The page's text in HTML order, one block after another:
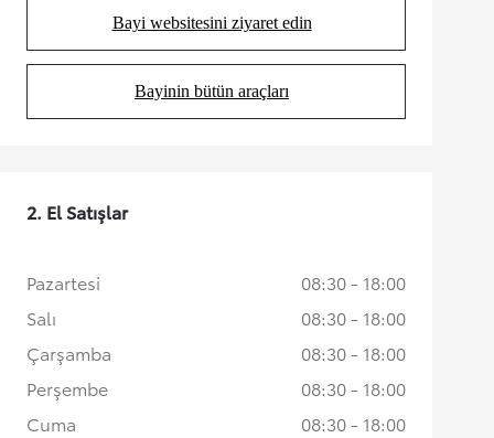
Bayi websitesini ziyaret edin
(Opens in new tab)
Bayinin bütün araçları
(Opens in new tab)
2. El Satışlar
Pazartesi
08:30 - 18:00
Salı
08:30 - 18:00
Çarşamba
08:30 - 18:00
Perşembe
08:30 - 18:00
Cuma
08:30 - 18:00